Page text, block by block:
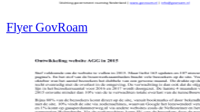
Flyer GovRoam